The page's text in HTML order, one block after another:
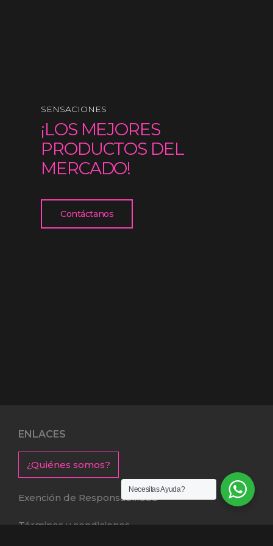
SENSACIONES
¡LOS MEJORES
PRODUCTOS DEL
MERCADO!
Contáctanos
ENLACES
¿Quiénes somos?
Exención de Responsabilidad
Términos y condiciones
Necesitas Ayuda?